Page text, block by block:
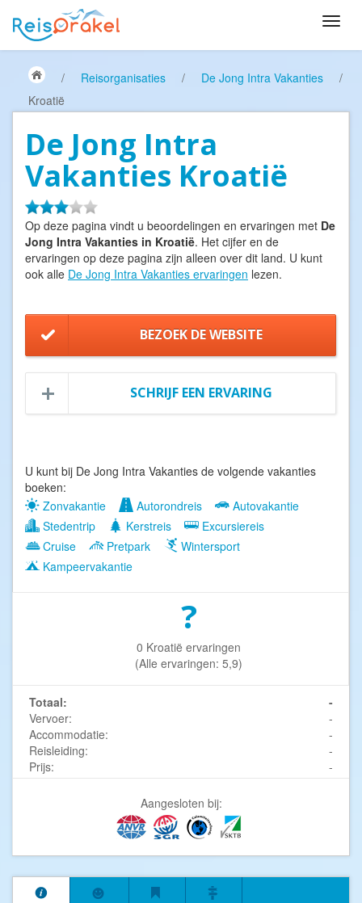
/ Reisorganisaties / De Jong Intra Vakanties
/
Kroatië
De Jong Intra
Vakanties Kroatië
Op deze pagina vindt u beoordelingen en ervaringen met De
Jong Intra Vakanties in Kroatië. Het cijfer en de
ervaringen op deze pagina zijn alleen over dit land. U kunt
ook alle De Jong Intra Vakanties ervaringen lezen.
BEZOEK DE WEBSITE
SCHRIJF EEN ERVARING
U kunt bij De Jong Intra Vakanties de volgende vakanties
boeken:
Zonvakantie
Autorondreis
Autovakantie
Stedentrip
Kerstreis
Excursiereis
Cruise
Pretpark
Wintersport
Kampeervakantie
?
0 Kroatië ervaringen
(Alle ervaringen: 5,9)
Totaal:
-
Vervoer:
-
Accommodatie:
-
Reisleiding:
-
Prijs:
-
Aangesloten bij: